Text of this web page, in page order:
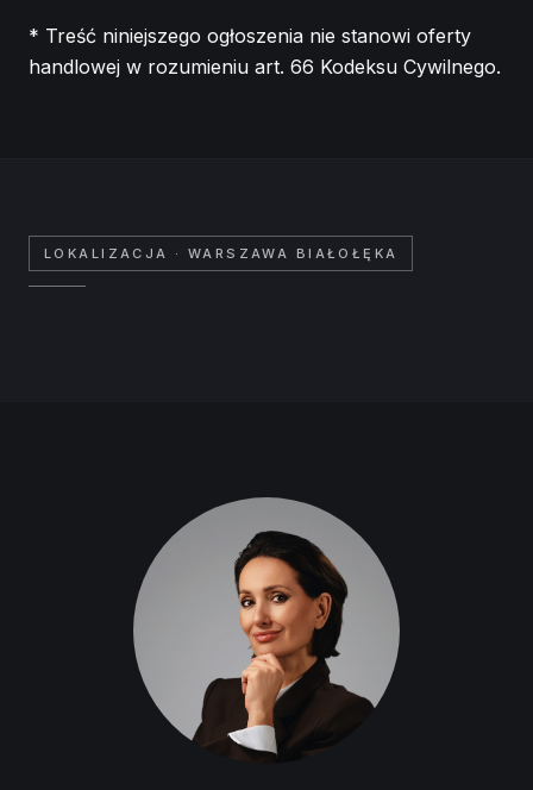
* Treść niniejszego ogłoszenia nie stanowi oferty
handlowej w rozumieniu art. 66 Kodeksu Cywilnego.
LOKALIZACJA · WARSZAWA BIAŁOŁĘKA
WYKOŃCZONE
I BEZ 2 % PCC
I BEZ prowizji I